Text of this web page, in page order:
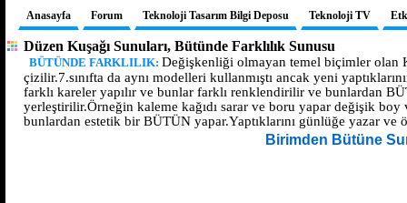
Anasayfa Forum Teknoloji Tasarım Bilgi Deposu Teknoloji TV
Düzen Kuşağı Sunuları, Bütünde Farklılık Sunusu
BÜTÜNDE FARKLILIK: Değişkenliği olmayan temel biçimler olan
çizilir.7.sınıfta da aynı modelleri kullanmıştı ancak yeni
farklı kareler yapılır ve bunlar farklı renklendirilir ve bunlardan
yerleştirilir.Örneğin kaleme kağıdı sarar ve boru yapar değişik
bunlardan estetik bir BÜTÜN yapar.Yaptıklarını günlüğe yazar ve
Birimden Bütüne